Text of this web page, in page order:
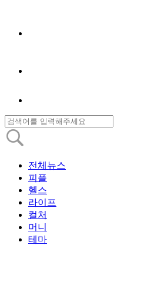
전체뉴스
피플
헬스
라이프
컬처
머니
테마